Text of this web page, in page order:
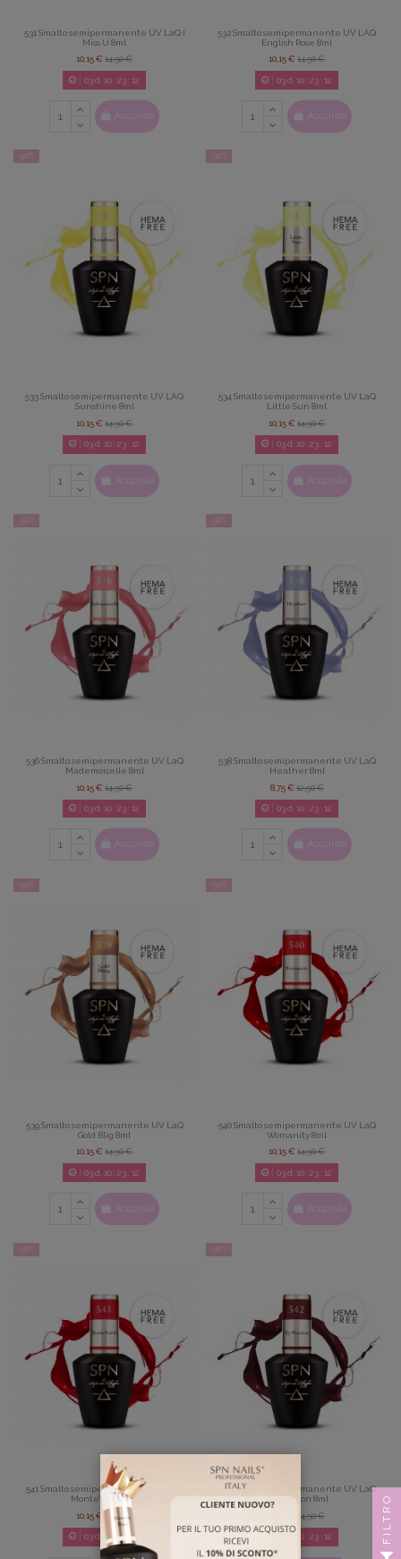
531 Smalto semipermanente UV LaQ I
Miss U 8ml
10,15 € 14,50 €
03d. 10: 23: 08
Acquista
532 Smalto semipermanente UV LAQ
English Rose 8ml
10,15 € 14,50 €
03d. 10:23: 11
Acquista
-30%
533 Smalto semipermanente UV LAQ
Sunshine 8ml
10,15 € 14,50 €
03d. 10:23: 11
Acquista
-30%
534 Smalto semipermanente UV LaQ
Little Sun 8ml
10,15 € 14,50 €
03d. 10:23: 11
Acquista
-30%
536 Smalto semipermanente UV LaQ
Mademoiselle 8ml
10,15 € 14,50 €
03d. 10:23: 11
Acquista
-30%
538 Smalto semipermanente UV LaQ
Heather 8ml
8,75 €12,50 €
03d. 10:23: 11
Acquista
-30%
539 Smalto semipermanente UV LaQ
Gold Blig 8ml
10,15 € 14,50 €
03d. 10:23: 11
Acquista
-30%
540 Smalto semipermanente UV LaQ
Womanity 8ml
10,15 € 14,50 €
03d. 10:23: 11
Acquista
-30%
541 Smalto semipermanente UV LaQ
MonteVerdi 8ml
10,15 €
14,50 €
03d. 10:23 :11
-30%
542 Smalto semipermanente UV LaQ
My Passion 8ml
14,50 €
10 :23: 11 FILTRO